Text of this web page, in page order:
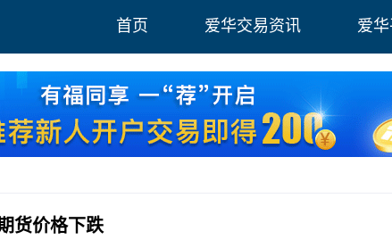
首页 爱华交易资讯 爱
货价格下跌